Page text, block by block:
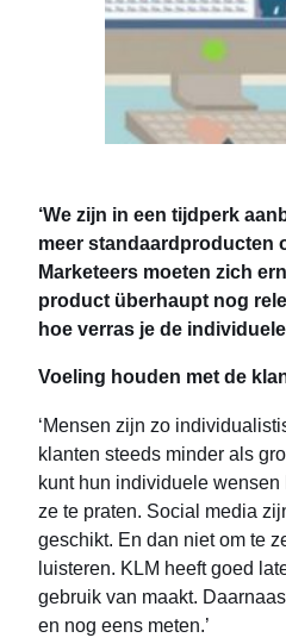
‘We zijn in een tijdperk
meer standaardproducten
Marketeers moeten zich
product überhaupt nog
hoe verras je de
Voeling houden met de
‘Mensen zijn zo
klanten steeds minder als
kunt hun individuele
ze te praten. Social media
geschikt. En dan niet om te
luisteren. KLM heeft goed
gebruik van maakt.
en nog eens meten.’